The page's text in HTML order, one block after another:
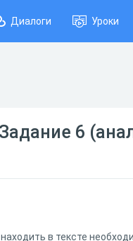
Диалоги Уроки
6
в тексте